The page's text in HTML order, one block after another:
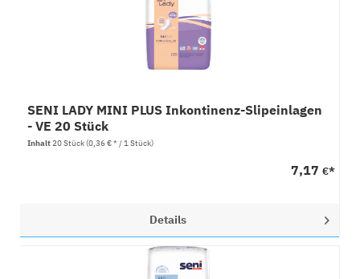
SENI LADY MINI PLUS Inkontinenz-Slipeinlagen
- VE 20 Stück
Inhalt20 Stück(0,36 € * / 1 Stück)
7,17 €*
Details